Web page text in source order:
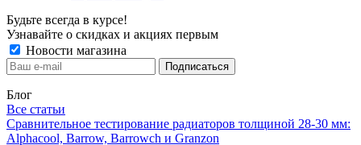
Будьте всегда в курсе!
Узнавайте о скидках и акциях первым
Новости магазина
Блог
Все статьи
Сравнительное тестирование радиаторов толщиной 28-30 мм:
Alphacool, Barrow, Barrowch и Granzon